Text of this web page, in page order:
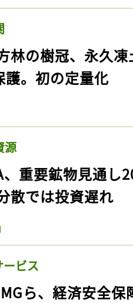
林の樹冠、永久
。初の定量化
源
、重要鉱物見通
散では投資遅れ
ビス
ら、経済安全